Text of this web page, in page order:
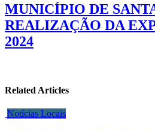
MUNICÍPIO DE
REALIZAÇÃO DA
2024
Related Articles
Notícias Locais